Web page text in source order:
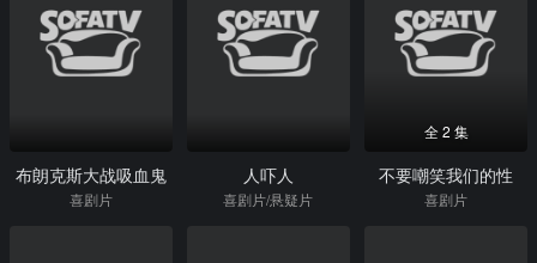
布朗克斯大战吸血鬼
喜剧片
人吓人
喜剧片/悬疑片
全 2 集
不要嘲笑我们的性
喜剧片